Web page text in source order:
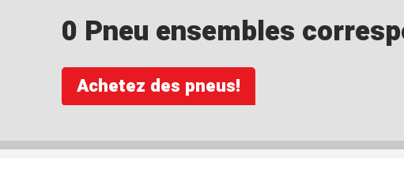
0 Pneu ensembles
Achetez des pneus!